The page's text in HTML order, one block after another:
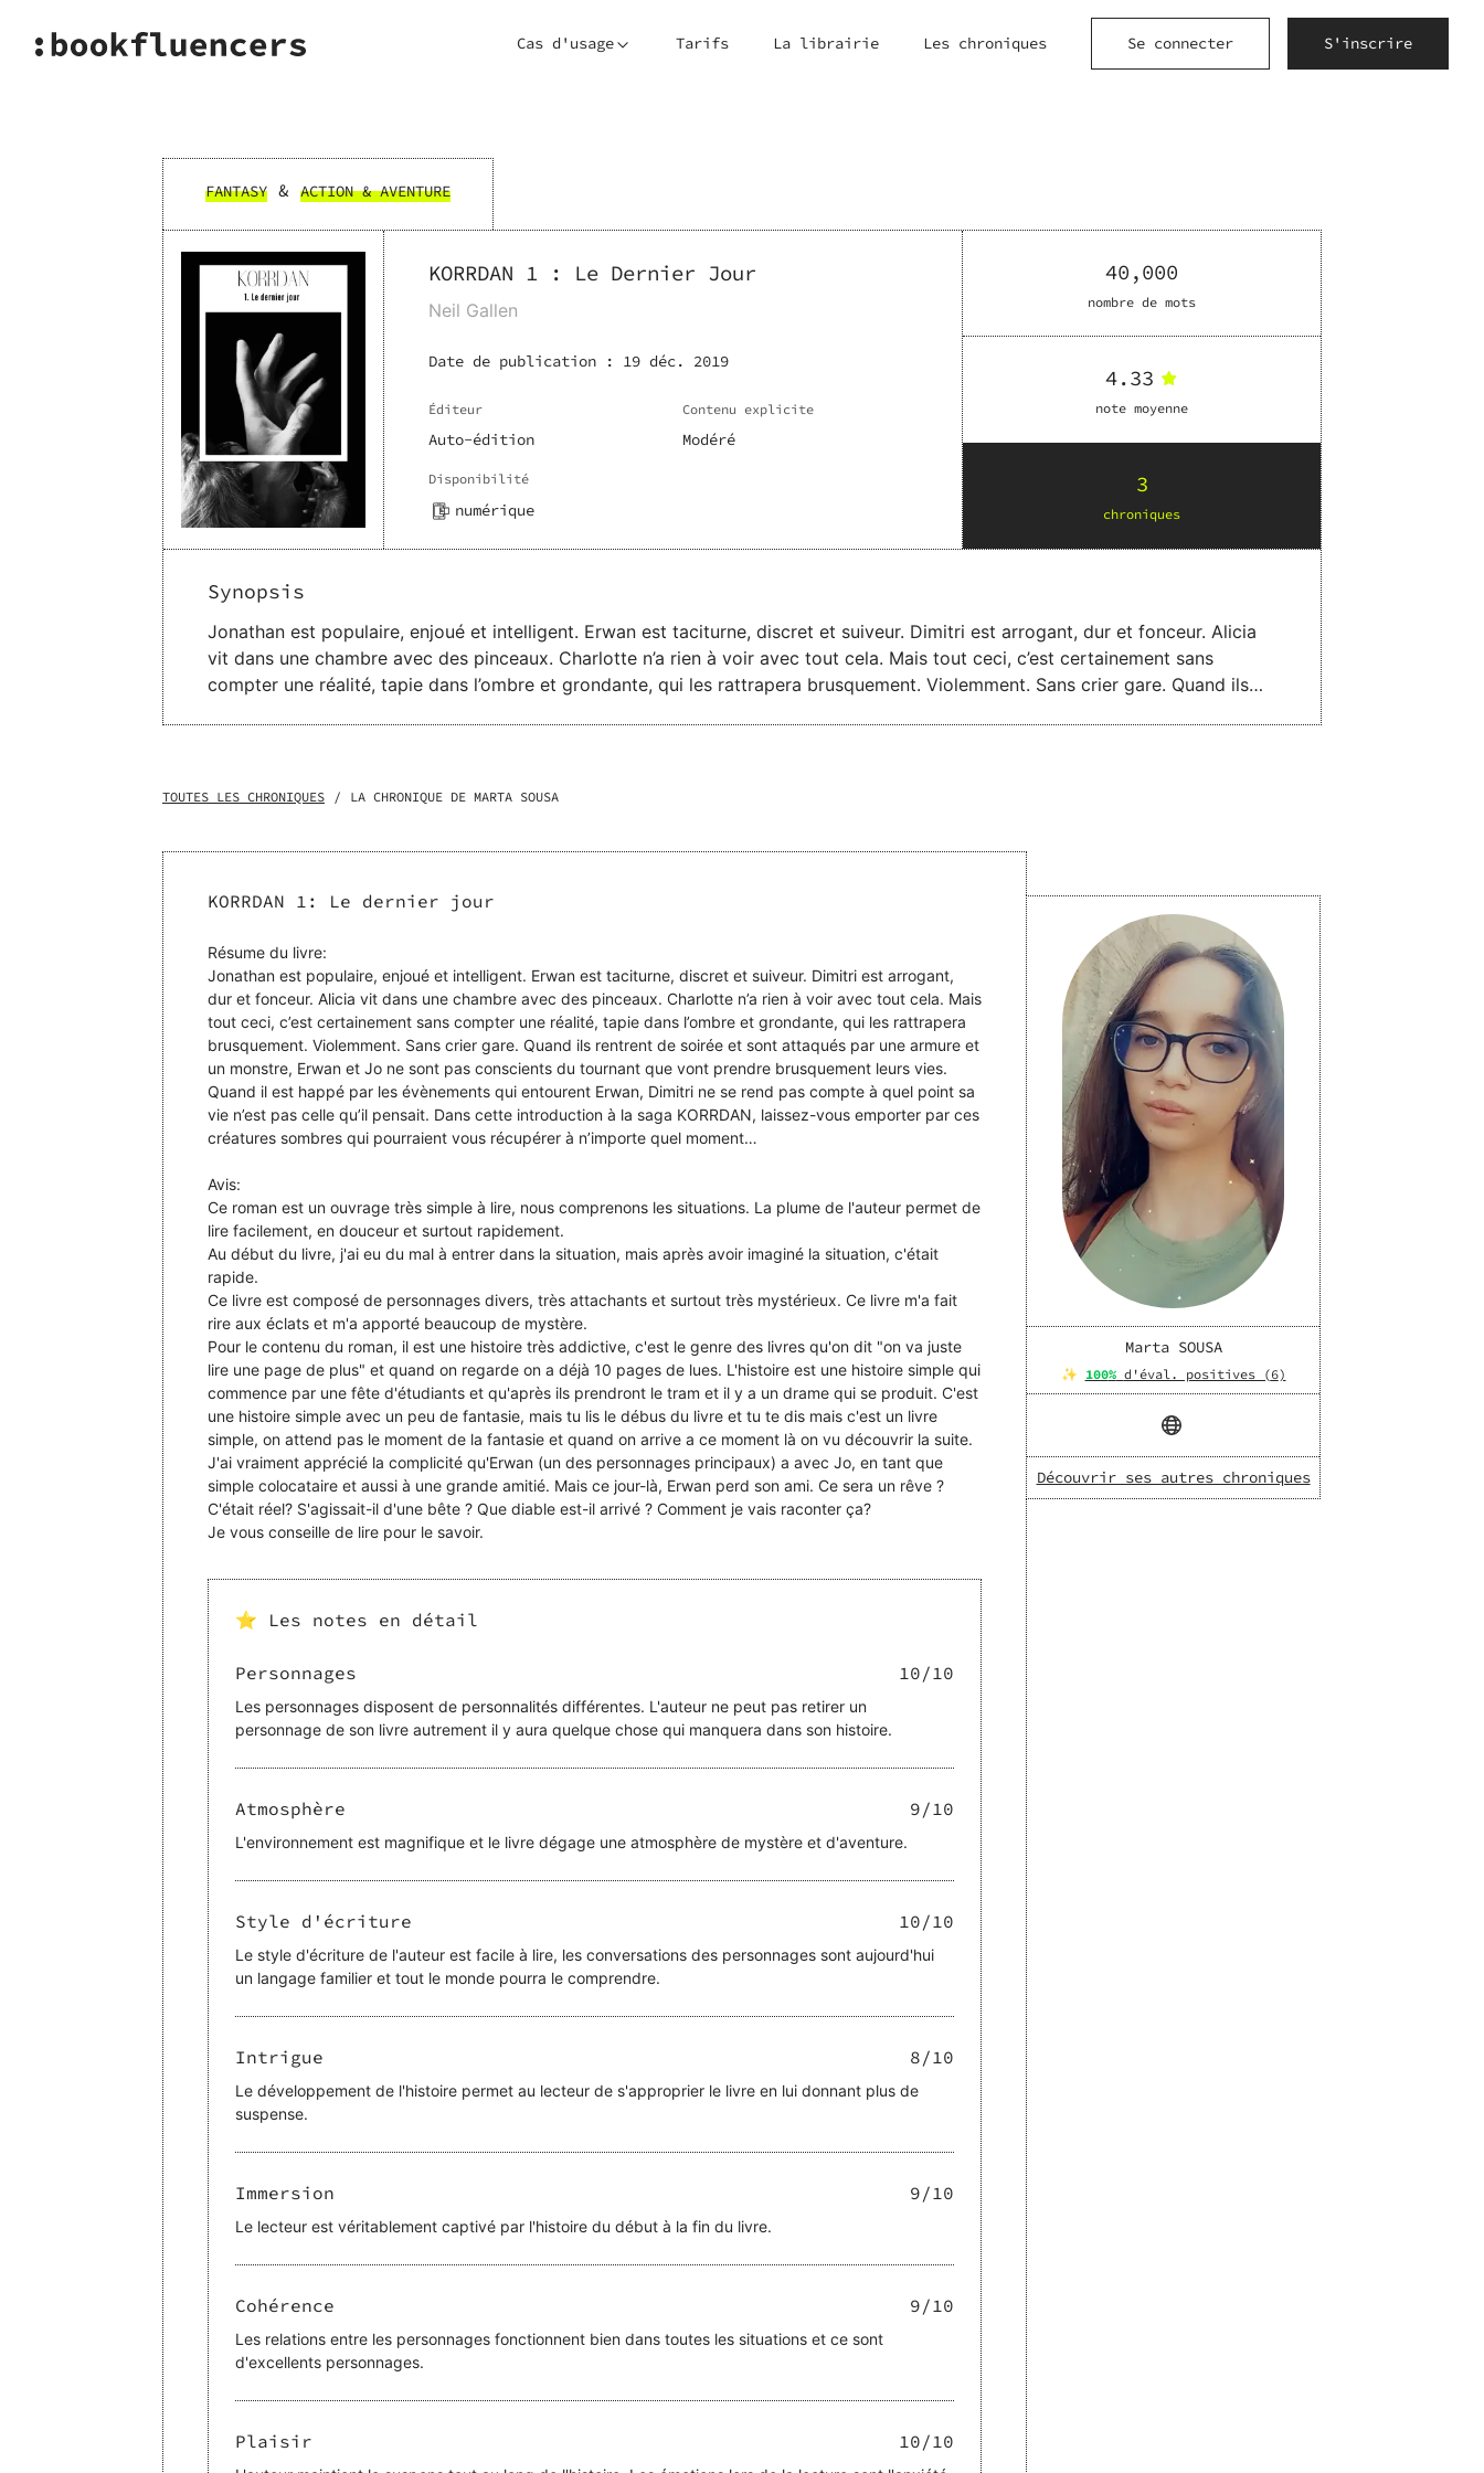
Cas d'usage Tarifs La librairie Les chroniques Se connecter S'inscrire
FANTASY & ACTION & AVENTURE
KORRDAN 1 : Le Dernier Jour
Neil Gallen
Date de publication : 19 déc. 2019
Éditeur
Auto-édition
Contenu explicite
Modéré
Disponibilité
numérique
40,000
nombre de mots
4.33
note moyenne
3
chroniques
Synopsis
Jonathan est populaire, enjoué et intelligent. Erwan est taciturne, discret et suiveur. Dimitri est arrogant, dur et fonceur. Alicia
vit dans une chambre avec des pinceaux. Charlotte n’a rien à voir avec tout cela. Mais tout ceci, c’est certainement sans
compter une réalité, tapie dans l’ombre et grondante, qui les rattrapera brusquement. Violemment. Sans crier gare. Quand ils
TOUTES LES CHRONIQUES / LA CHRONIQUE DE MARTA SOUSA
KORRDAN 1: Le dernier jour
Résume du livre:
Jonathan est populaire, enjoué et intelligent. Erwan est taciturne, discret et suiveur. Dimitri est arrogant,
dur et fonceur. Alicia vit dans une chambre avec des pinceaux. Charlotte n’a rien à voir avec tout cela. Mais
tout ceci, c’est certainement sans compter une réalité, tapie dans l’ombre et grondante, qui les rattrapera
brusquement. Violemment. Sans crier gare. Quand ils rentrent de soirée et sont attaqués par une armure et
un monstre, Erwan et Jo ne sont pas conscients du tournant que vont prendre brusquement leurs vies.
Quand il est happé par les évènements qui entourent Erwan, Dimitri ne se rend pas compte à quel point sa
vie n’est pas celle qu’il pensait. Dans cette introduction à la saga KORRDAN, laissez-vous emporter par ces
créatures sombres qui pourraient vous récupérer à n’importe quel moment…
Avis:
Ce roman est un ouvrage très simple à lire, nous comprenons les situations. La plume de l'auteur permet de
lire facilement, en douceur et surtout rapidement.
Au début du livre, j'ai eu du mal à entrer dans la situation, mais après avoir imaginé la situation, c'était
rapide.
Ce livre est composé de personnages divers, très attachants et surtout très mystérieux. Ce livre m'a fait
rire aux éclats et m'a apporté beaucoup de mystère.
Pour le contenu du roman, il est une histoire très addictive, c'est le genre des livres qu'on dit "on va juste
lire une page de plus" et quand on regarde on a déjà 10 pages de lues. L'histoire est une histoire simple qui
commence par une fête d'étudiants et qu'après ils prendront le tram et il y a un drame qui se produit. C'est
une histoire simple avec un peu de fantasie, mais tu lis le débus du livre et tu te dis mais c'est un livre
simple, on attend pas le moment de la fantasie et quand on arrive a ce moment là on vu découvrir la suite.
J'ai vraiment apprécié la complicité qu'Erwan (un des personnages principaux) a avec Jo, en tant que
simple colocataire et aussi à une grande amitié. Mais ce jour-là, Erwan perd son ami. Ce sera un rêve ?
C'était réel? S'agissait-il d'une bête ? Que diable est-il arrivé ? Comment je vais raconter ça?
Je vous conseille de lire pour le savoir.
⭐ Les notes en détail
Personnages 10/10
Les personnages disposent de personnalités différentes. L'auteur ne peut pas retirer un
personnage de son livre autrement il y aura quelque chose qui manquera dans son histoire.
Atmosphère 9/10
L'environnement est magnifique et le livre dégage une atmosphère de mystère et d'aventure.
Style d'écriture 10/10
Le style d'écriture de l'auteur est facile à lire, les conversations des personnages sont aujourd'hui
un langage familier et tout le monde pourra le comprendre.
Intrigue 8/10
Le développement de l'histoire permet au lecteur de s'approprier le livre en lui donnant plus de
suspense.
Immersion 9/10
Le lecteur est véritablement captivé par l'histoire du début à la fin du livre.
Cohérence 9/10
Les relations entre les personnages fonctionnent bien dans toutes les situations et ce sont
d'excellents personnages.
Plaisir 10/10
Marta SOUSA
✨ 100% d'éval. positives (6)
Découvrir ses autres chroniques